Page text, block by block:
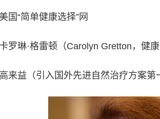
国“简单健康选择”网
罗琳·格雷顿（Carolyn Gretton，健康
来益（引入国外先进自然治疗方案第